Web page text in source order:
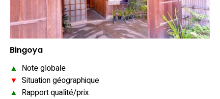
Bingoya
▲ Note globale
▼ Situation géographique
▲ Rapport qualité/prix